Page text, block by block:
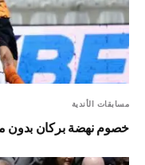
مسابقات الأندية
خصوم نهضة بركان بدون